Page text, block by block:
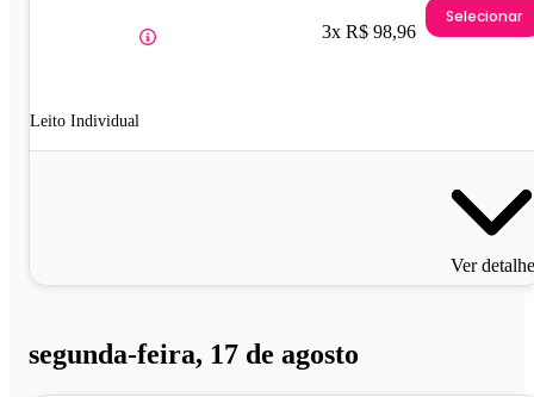
Leito Individual
3x R$ 98,96
Selecionar
Ver
segunda-feira, 17 de agosto